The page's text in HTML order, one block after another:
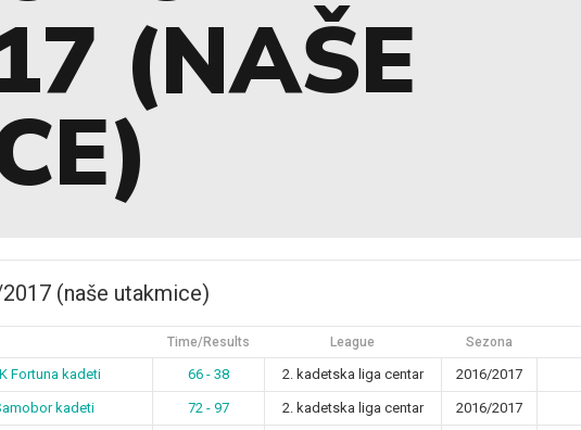
(NAŠE
(naše utakmice)
Time/Results League Sezona
Fortuna kadeti 66 - 38 2. kadetska liga centar 2016/2017
kadeti 72 - 97 2. kadetska liga centar 2016/2017